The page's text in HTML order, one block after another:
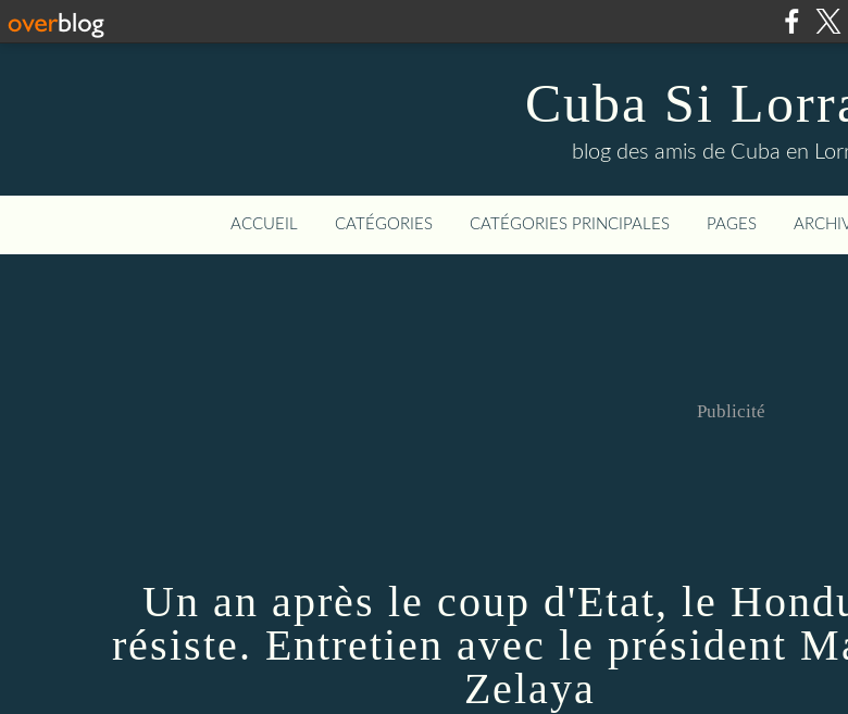
Cuba Si
blog des amis de Cuba en
ACCUEIL CATÉGORIES CATÉGORIES PRINCIPALES PAGES
Publicité
Un an après le coup d'Etat, le
résiste. Entretien avec le président
Zelaya